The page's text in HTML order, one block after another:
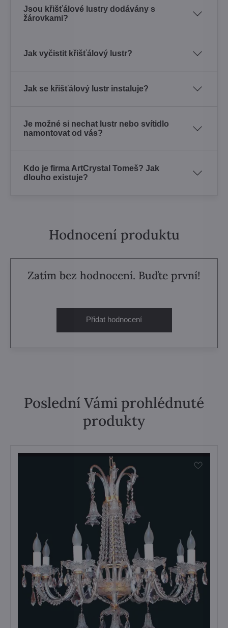
Jsou křišťálové lustry dodávány s
žárovkami?
Jak vyčistit křišťálový lustr?
Jak se křišťálový lustr instaluje?
Je možné si nechat lustr nebo svítidlo
namontovat od vás?
Kdo je firma ArtCrystal Tomeš? Jak
dlouho existuje?
Hodnocení produktu
Zatím bez hodnocení. Buďte první!
Přidat hodnocení
Poslední Vámi prohlédnuté
produkty